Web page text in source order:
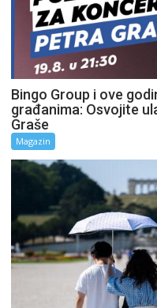
Bingo Group i ove
građanima: Osvojite
Graše
Magazin